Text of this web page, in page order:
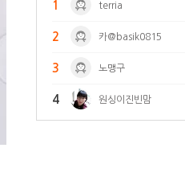
1 terria
2 카@basik0815
3 노맹구
4 원싱이진빈맘